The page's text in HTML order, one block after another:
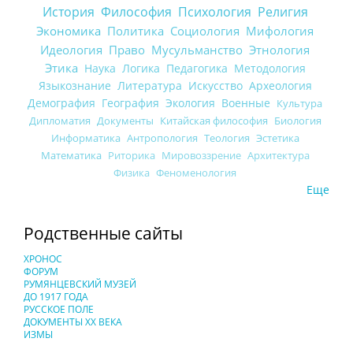
История Философия Психология Религия
Экономика Политика Социология Мифология
Идеология Право Мусульманство Этнология
Этика Наука Логика Педагогика Методология
Языкознание Литература Искусство Археология
Демография География Экология Военные Культура
Дипломатия Документы Китайская философия Биология
Информатика Антропология Теология Эстетика
Математика Риторика Мировоззрение Архитектура
Физика Феноменология
Еще
Родственные сайты
ХРОНОС
ФОРУМ
РУМЯНЦЕВСКИЙ МУЗЕЙ
ДО 1917 ГОДА
РУССКОЕ ПОЛЕ
ДОКУМЕНТЫ XX ВЕКА
ИЗМЫ